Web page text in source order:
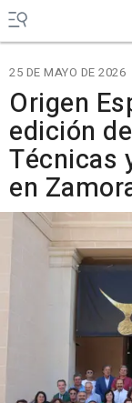
25 DE MAYO DE 2026
Origen
edición
Técnicas
en